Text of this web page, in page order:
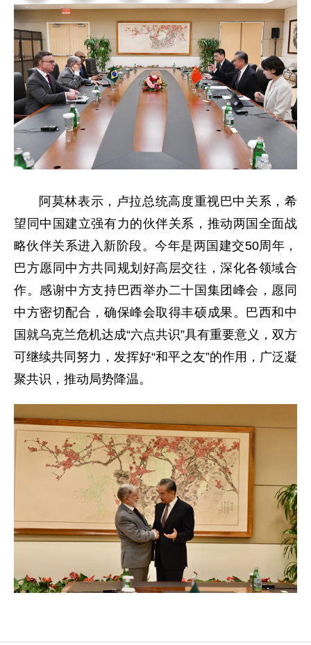
阿莫林表示，卢拉总统高度重视巴中关系，希
望同中国建立强有力的伙伴关系，推动两国全面战
略伙伴关系进入新阶段。今年是两国建交50周年，
巴方愿同中方共同规划好高层交往，深化各领域合
作。感谢中方支持巴西举办二十国集团峰会，愿同
中方密切配合，确保峰会取得丰硕成果。巴西和中
国就乌克兰危机达成“六点共识”具有重要意义，双方
可继续共同努力，发挥好“和平之友”的作用，广泛凝
聚共识，推动局势降温。